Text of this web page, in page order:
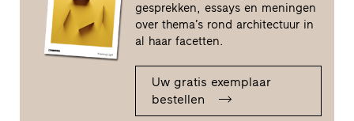
gesprekken, essays en meningen
over thema’s rond architectuur in
al haar facetten.
Uw gratis exemplaar
bestellen